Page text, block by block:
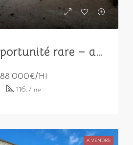
ML 715 Opportunité rare – appartement à fort potentiel
88.000€/HI
116.7 m²
A VENDRE